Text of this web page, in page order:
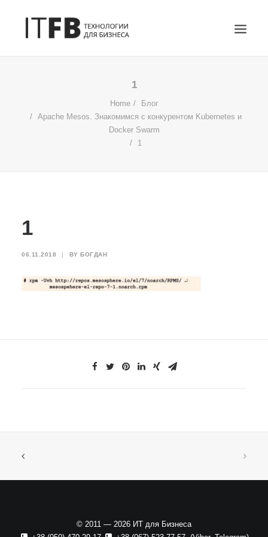
АДМИНИСТРИРОВАНИЕ СЕРВЕРОВ
1
Home
Блог
Apache Mesos. Знакомимся с конкурентом Kubernetes и
Docker Swarm
1
1
06.11.2018 | BY БОГДАН
© 2011 — 2026 ИТ для Бизнеса